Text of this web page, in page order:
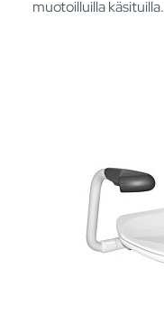
muotoilluilla käsituilla.